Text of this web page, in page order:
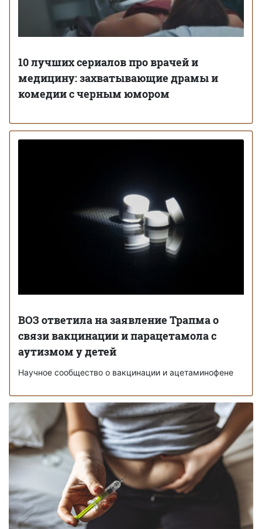
10 лучших сериалов про врачей и
медицину: захватывающие драмы и
комедии с черным юмором
ВОЗ ответила на заявление Трапма о
связи вакцинации и парацетамола с
аутизмом у детей
Научное сообщество о вакцинации и ацетаминофене